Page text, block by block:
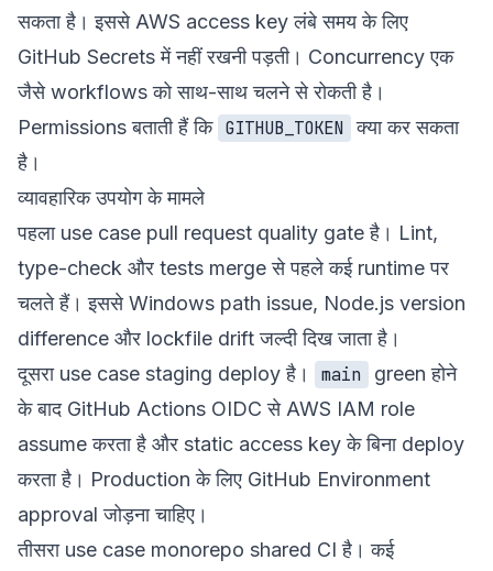
सकता है। इससे AWS access key लंबे समय के लिए
GitHub Secrets में नहीं रखनी पड़ती। Concurrency एक
जैसे workflows को साथ-साथ चलने से रोकती है।
Permissions बताती हैं कि GITHUB_TOKEN क्या कर सकता
है।
व्यावहारिक उपयोग के मामले
पहला use case pull request quality gate है। Lint,
type-check और tests merge से पहले कई runtime पर
चलते हैं। इससे Windows path issue, Node.js version
difference और lockfile drift जल्दी दिख जाता है।
दूसरा use case staging deploy है।
main
green होने
के बाद GitHub Actions OIDC से AWS IAM role
assume करता है और static access key के बिना deploy
करता है। Production के लिए GitHub Environment
approval जोड़ना चाहिए।
तीसरा use case monorepo shared CI है। कई